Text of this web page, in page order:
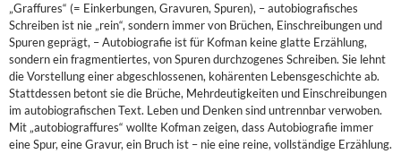
„Graffures“ (= Einkerbungen, Gravuren, Spuren), – autobiografisches
Schreiben ist nie „rein“, sondern immer von Brüchen, Einschreibungen und
Spuren geprägt, – Autobiografie ist für Kofman keine glatte Erzählung,
sondern ein fragmentiertes, von Spuren durchzogenes Schreiben. Sie lehnt
die Vorstellung einer abgeschlossenen, kohärenten Lebensgeschichte ab.
Stattdessen betont sie die Brüche, Mehrdeutigkeiten und Einschreibungen
im autobiografischen Text. Leben und Denken sind untrennbar verwoben.
Mit „autobiograffures“ wollte Kofman zeigen, dass Autobiografie immer
eine Spur, eine Gravur, ein Bruch ist – nie eine reine, vollständige Erzählung.